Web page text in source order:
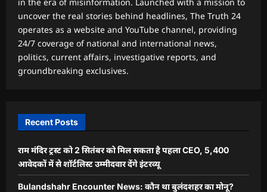
uncover the real stories behind headlines, The Truth 24
operates as a website and YouTube channel, providing
24/7 coverage of national and international news,
politics, current affairs, investigative reports, and
groundbreaking exclusives.
Recent Posts
राम मंदिर ट्रस्ट को 2 सितंबर को मिल सकता है पहला CEO, 5,400
आवेदकों में से शॉर्टलिस्ट उम्मीदवार देंगे इंटरव्यू
Bulandshahr Encounter News: कौन था बुलंदशहर का मोनू?